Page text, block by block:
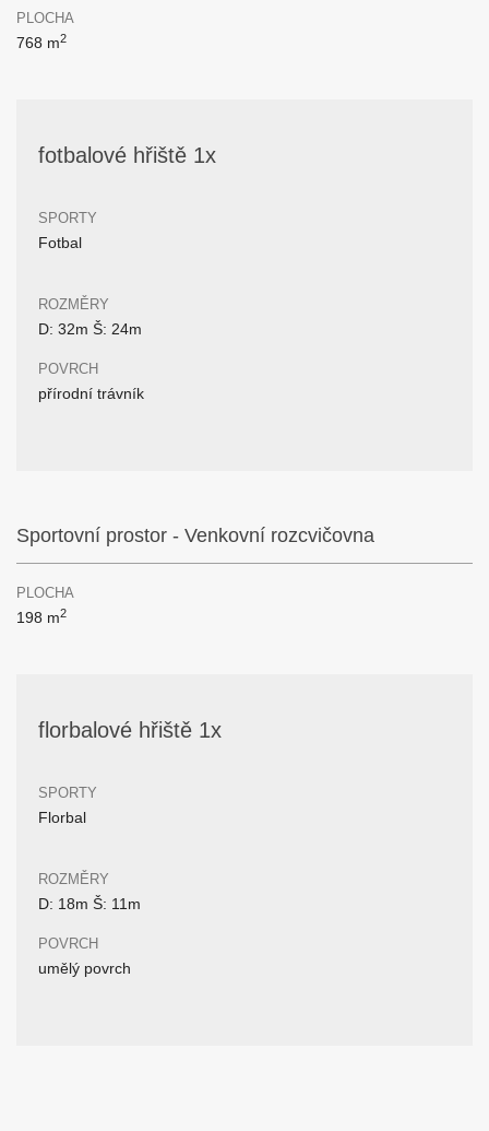
PLOCHA
768 m2
fotbalové hřiště 1x
SPORTY
Fotbal
ROZMĚRY
D: 32m Š: 24m
POVRCH
přírodní trávník
Sportovní prostor - Venkovní rozcvičovna
PLOCHA
198 m2
florbalové hřiště 1x
SPORTY
Florbal
ROZMĚRY
D: 18m Š: 11m
POVRCH
umělý povrch